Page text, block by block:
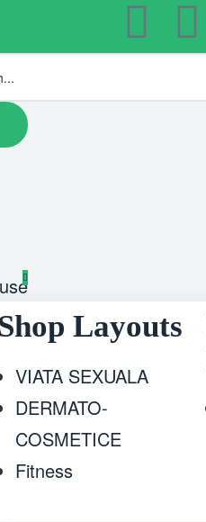
Layouts
VIATA SEXUALA
DERMATO-
COSMETICE
Fitness